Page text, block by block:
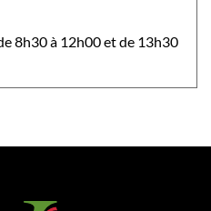
8h30 à 12h00 et de 13h30